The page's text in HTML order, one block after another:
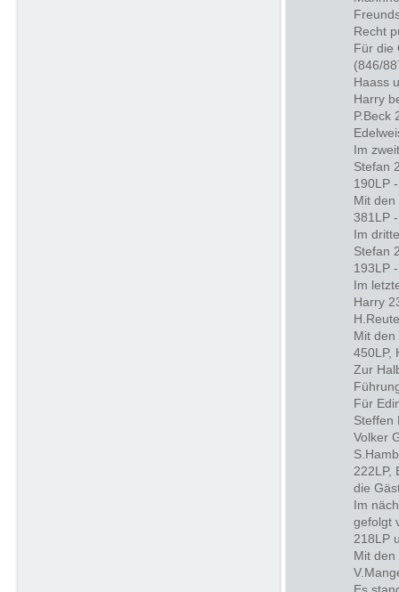
Recht
Für die
(846/
Haass
Harry
P.Beck
Im
Stefan
190LP
Mit den
381LP
Im
Stefan
193LP
Im
Harry
Mit den
450LP,
Zur
Für
Steffen
Volker
222LP,
die
Im
gefolgt
218LP
Mit den